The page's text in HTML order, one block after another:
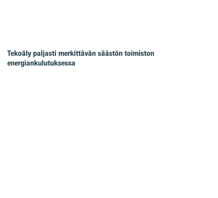
Tekoäly paljasti merkittävän säästön toimiston
energiankulutuksessa